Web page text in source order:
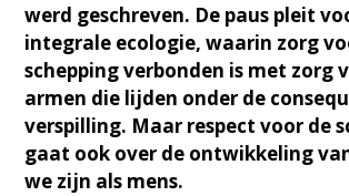
werd geschreven. De paus pleit
integrale ecologie, waarin zorg
schepping verbonden is met zorg
armen die lijden onder de
verspilling. Maar respect voor de
gaat ook over de ontwikkeling
we zijn als mens.